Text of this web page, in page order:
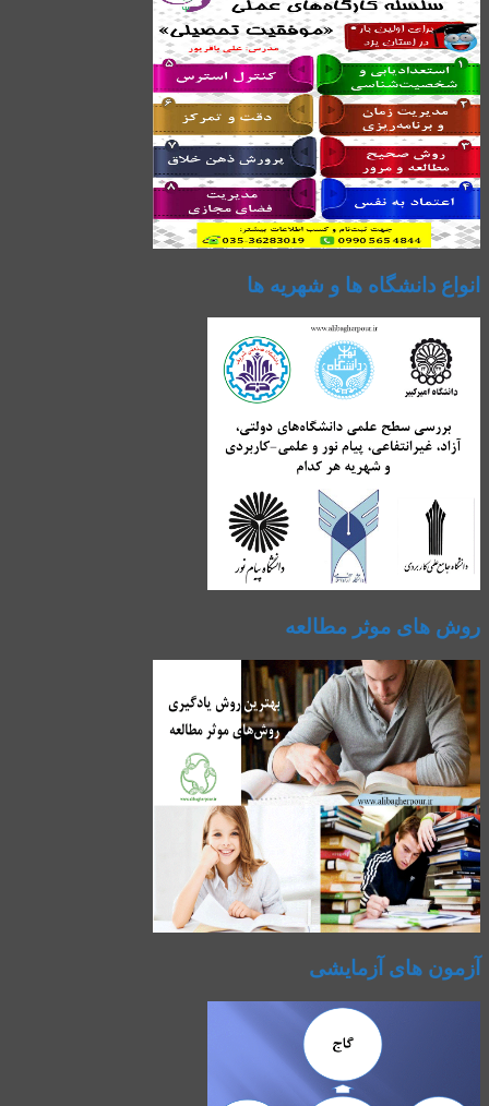
انواع دانشگاه ها و شهریه ها
روش های موثر مطالعه
آزمون های آزمایشی